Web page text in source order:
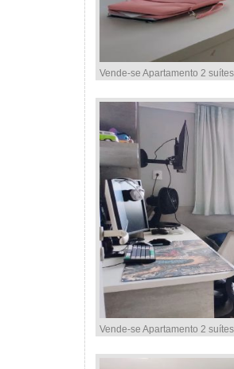
Vende-se Apartamento 2
Vende-se Apartamento 2